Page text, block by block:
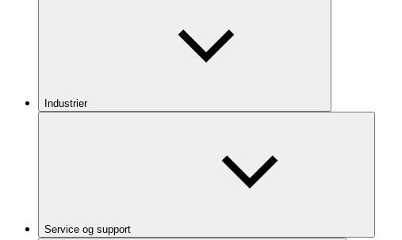
Industrier
Service og support